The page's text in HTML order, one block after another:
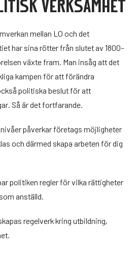
VERKSAMHET
mellan LO och det
har sina rötter från slutet av 1800-
växte fram. Man insåg att det
kampen för att förändra
politiska beslut för att
Så är det fortfarande.
påverkar företags möjligheter
och därmed skapa arbeten för dig
politiken regler för vilka rättigheter
anställd.
regelverk kring utbildning,